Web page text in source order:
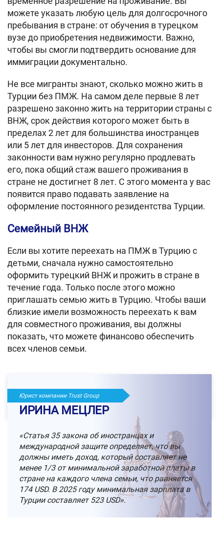
можете указать любую цель для долгосрочного
пребывания в стране: от обучения в турецком
вузе до приобретения недвижимости. Важно,
чтобы вы смогли подтвердить основание для
иммиграции документально.
Не все мигранты знают, сколько можно жить в
Турции без ПМЖ. На самом деле первые 8 лет
разрешено законно жить на территории страны с
ВНЖ, срок действия которого может быть в
пределах 2 лет для большинства иностранцев
или 5 лет для инвесторов. Для сохранения
законности вам нужно регулярно продлевать
его, пока общий стаж вашего проживания в
стране не достигнет 8 лет. С этого момента у вас
появится право подавать заявление на
оформление постоянного резидентства Турции.
Семейный ВНЖ
Если вы хотите переехать на ПМЖ в Турцию с
детьми, сначала нужно самостоятельно
оформить турецкий ВНЖ и прожить в стране в
течение года. Только после этого можно
приглашать семью жить в Турцию. Чтобы ваши
близкие имели возможность переехать к вам
для совместного проживания, вы должны
показать, что можете финансово обеспечить
всех членов семьи.
Юрист компании Trust Group
ИРИНА МЕЦЛЕР
«Статья 35 закона об иностранцах и
международной защите определяет, что вы
должны иметь доход, который составляет не
менее 1/3 от минимальной заработной платы в
стране на каждого члена семьи, что равняется
174 USD. В 2025 году минимальная зарплата в
Турции составляет 523 USD».